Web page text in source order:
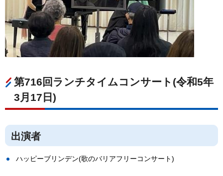
第716回ランチタイムコンサート(令和5年
3月17日)
出演者
ハッピーブリンデン(歌のバリアフリーコンサート)